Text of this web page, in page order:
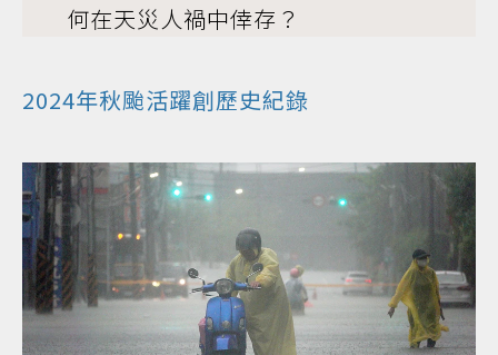
何在天災人禍中倖存？
2024年秋颱活躍創歷史紀錄